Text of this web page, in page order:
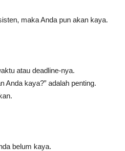
maka Anda pun akan kaya.
atau deadline-nya.
Anda kaya?” adalah penting.
belum kaya.